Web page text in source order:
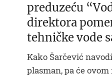
preduzeću
direktora
tehničke vode
Kako Šarčević
plasman, pa će